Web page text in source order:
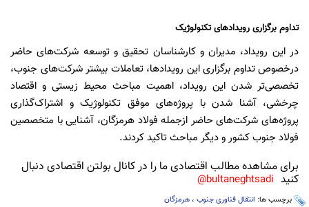
تداوم برگزاری رویدادهای تکنولوژیک
در این رویداد، مدیران و کارشناسان تحقیق و توسعه شرکت‌های حاضر
درخصوص تداوم برگزاری این رویدادها، تعاملات بیشتر شرکت‌های جنوب،
تخصصی‌تر شدن این رویداد، اهمیت مباحث محیط زیستی و اقتصاد
چرخشی، آشنا شدن با پروژه‌های موفق تکنولوژیک و اشتراک‌گذاری
پروژه‌های شرکت‌های حاضر ازجمله فولاد هرمزگان، آشنایی با متخصصین
فولاد جنوب کشور و دیگر مباحث تاکید کردند.
برای مشاهده مطالب اقتصادی ما را در کانال بولتن اقتصادی دنبال
کنید bultaneghtsadi@
برچسب ها: انتقال فناوری جنوب ، هرمزگان